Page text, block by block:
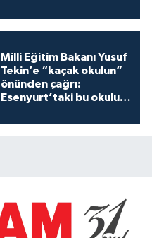
Milli Eğitim Bakanı Yusuf
Tekin’e “kaçak okulun”
önünden çağrı:
Esenyurt’taki bu okulu